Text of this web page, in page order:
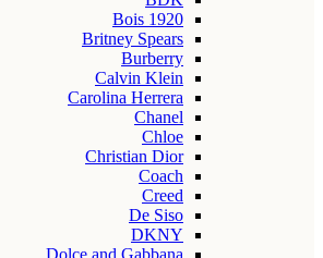
Bois 1920
Britney Spears
Burberry
Calvin Klein
Carolina Herrera
Chanel
Chloe
Christian Dior
Coach
Creed
De Siso
DKNY
Dolce and Gabbana